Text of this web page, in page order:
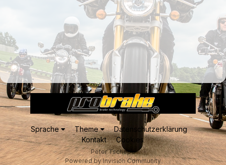
Sprache Theme
Datenschutzerklärung
Kontakt
Cookies
Peter Tschepe
Powered by Invision Community